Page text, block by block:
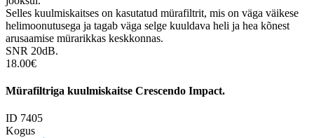
Selles kuulmiskaitses on kasutatud mürafiltrit, mis on väga väikese
helimoonutusega ja tagab väga selge kuuldava heli ja hea kõnest
arusaamise mürarikkas keskkonnas.
SNR 20dB.
18.00€
Mürafiltriga kuulmiskaitse Crescendo Impact.
ID 7405
Kogus